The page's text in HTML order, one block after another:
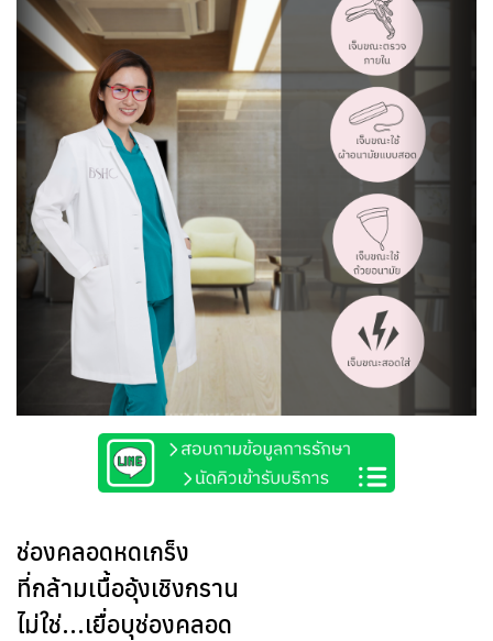
ช่องคลอดหดเกร็ง
ที่กล้ามเนื้ออุ้งเชิงกราน
ไม่ใช่...เยื่อบุช่องคลอด